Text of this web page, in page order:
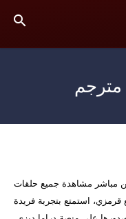
مباشر مشاهدة جميع حلقات
استمتع بتجربة فريدة